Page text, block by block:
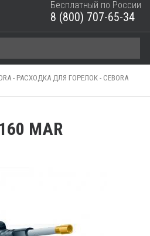
Бесплатный по России
8 (800) 707-65-34
- РАСХОДКА ДЛЯ ГОРЕЛОК - CEBORA
MAR
ЗАКРЫТЬ КОРЗИНУ